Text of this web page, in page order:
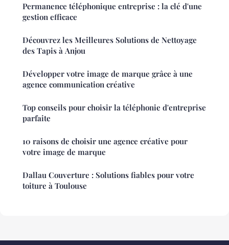
Permanence téléphonique entreprise : la clé d'une
gestion efficace
Découvrez les Meilleures Solutions de Nettoyage
des Tapis à Anjou
Développer votre image de marque grâce à une
agence communication créative
Top conseils pour choisir la téléphonie d'entreprise
parfaite
10 raisons de choisir une agence créative pour
votre image de marque
Dallau Couverture : Solutions fiables pour votre
toiture à Toulouse